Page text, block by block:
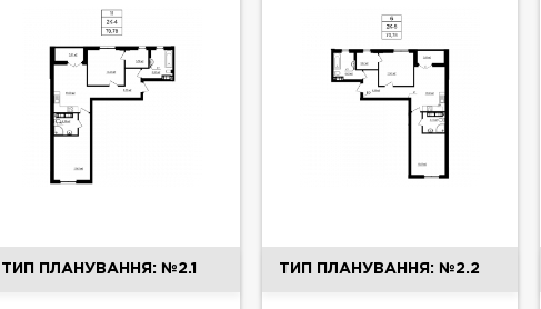
ТИП ПЛАНУВАННЯ: №2.1 ТИП ПЛАНУВАННЯ: №2.2